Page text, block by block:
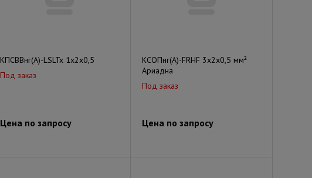
КПСВВнг(А)-LSLTx 1х2х0,5
Под заказ
Цена по запросу
КСОПнг(А)-FRHF 3x2x0,5 мм²
Ариадна
Под заказ
Цена по запросу